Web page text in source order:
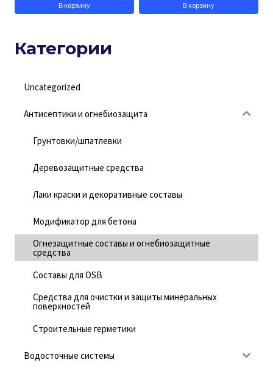
В корзину В корзину
Категории
Uncategorized
Антисептики и огнебиозащита
Грунтовки/шпатлевки
Деревозащитные средства
Лаки краски и декоративные составы
Модификатор для бетона
Огнезащитные составы и огнебиозащитные
средства
Составы для OSB
Средства для очистки и защиты минеральных
поверхностей
Строительные герметики
Водосточные системы